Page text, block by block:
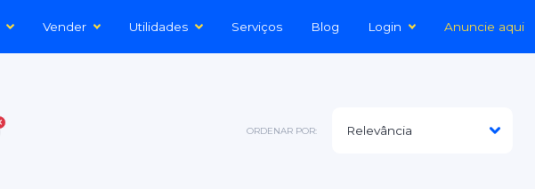
Vender Utilidades Serviços Blog Login Anuncie aqui
ORDENAR POR: